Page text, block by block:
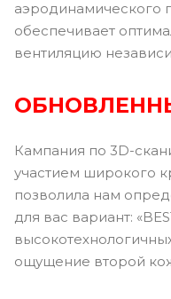
аэродинамического
обеспечивает
вентиляцию
Кампания по 3D-
участием широкого
позволила нам
для вас вариант:
ощущение второй